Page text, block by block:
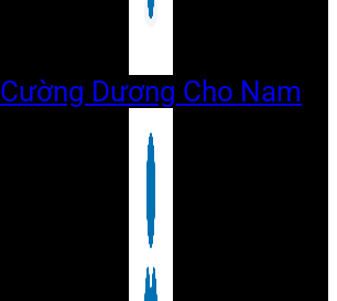
Cường Dương Cho Nam